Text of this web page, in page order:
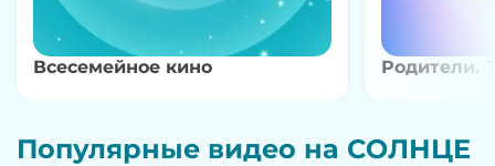
Всесемейное кино Родители.
Популярные видео на СОЛНЦЕ